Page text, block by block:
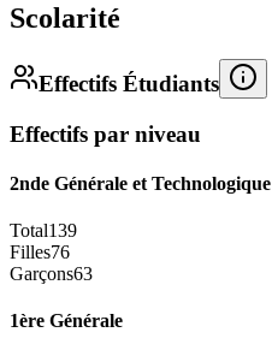
Scolarité
Effectifs Étudiants
Effectifs par niveau
2nde Générale et Technologique
Total139
Filles76
Garçons63
1ère Générale